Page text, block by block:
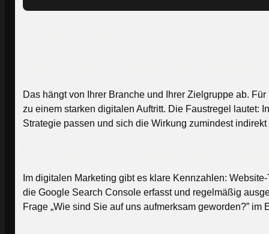
Das hängt von Ihrer Branche und Ihrer Zielgruppe ab.
zu einem starken digitalen Auftritt. Die Faustregel lautet:
Strategie passen und sich die Wirkung zumindest
Im digitalen Marketing gibt es klare Kennzahlen:
die Google Search Console erfasst und regelmäßig
Frage „Wie sind Sie auf uns aufmerksam geworden?” im